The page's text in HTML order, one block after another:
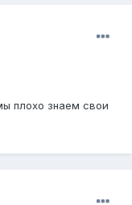
плохо знаем свои